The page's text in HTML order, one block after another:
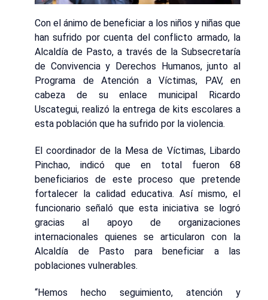
Con el ánimo de beneficiar a los niños y niñas que
han sufrido por cuenta del conflicto armado, la
Alcaldía de Pasto, a través de la Subsecretaría
de Convivencia y Derechos Humanos, junto al
Programa de Atención a Víctimas, PAV, en
cabeza de su enlace municipal Ricardo
Uscategui, realizó la entrega de kits escolares a
esta población que ha sufrido por la violencia.
El coordinador de la Mesa de Víctimas, Libardo
Pinchao, indicó que en total fueron 68
beneficiarios de este proceso que pretende
fortalecer la calidad educativa. Así mismo, el
funcionario señaló que esta iniciativa se logró
gracias al apoyo de organizaciones
internacionales quienes se articularon con la
Alcaldía de Pasto para beneficiar a las
poblaciones vulnerables.
“Hemos hecho seguimiento, atención y